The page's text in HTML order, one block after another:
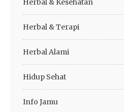
Herbal & Kesehatan
Herbal & Terapi
Herbal Alami
Hidup Sehat
Info Jamu